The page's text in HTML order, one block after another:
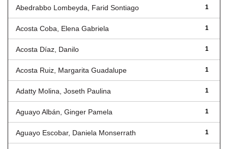
1
Abedrabbo Lombeyda, Farid Sontiago
1
Acosta Coba, Elena Gabriela
1
Acosta Díaz, Danilo
1
Acosta Ruiz, Margarita Guadalupe
1
Adatty Molina, Joseth Paulina
1
Aguayo Albán, Ginger Pamela
1
Aguayo Escobar, Daniela Monserrath